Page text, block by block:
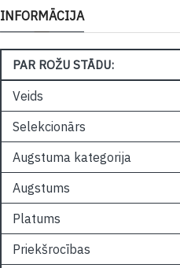
INFORMĀCIJA
PAR ROŽU STĀDU:
Veids
Selekcionārs
Augstuma kategorija
Augstums
Platums
Priekšrocības